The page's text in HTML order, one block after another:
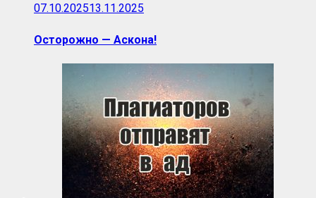
07.10.202513.11.2025
Осторожно — Аскона!